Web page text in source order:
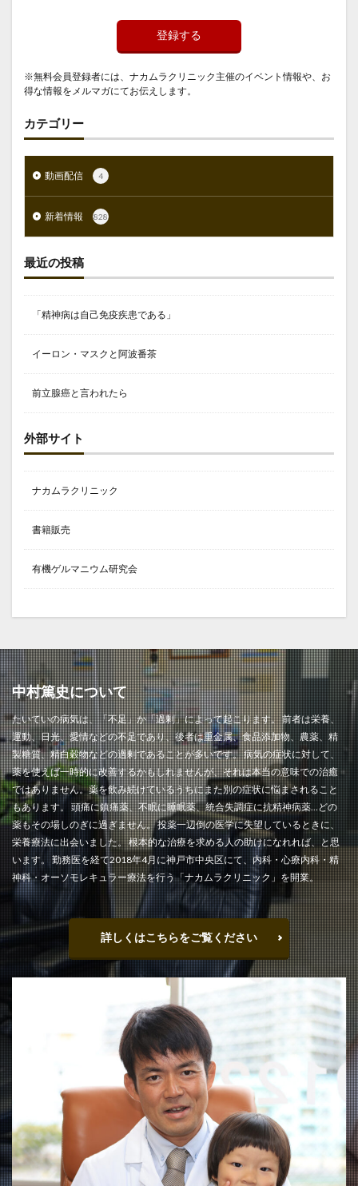
登録する
※無料会員登録者には、ナカムラクリニック主催のイベント情報や、お
得な情報をメルマガにてお伝えします。
カテゴリー
動画配信 4
新着情報 828
最近の投稿
「精神病は自己免疫疾患である」
イーロン・マスクと阿波番茶
前立腺癌と言われたら
外部サイト
ナカムラクリニック
書籍販売
有機ゲルマニウム研究会
中村篤史について
たいていの病気は、「不足」か「過剰」によって起こります。 前者は栄養、
運動、日光、愛情などの不足であり、後者は重金属、食品添加物、農薬、精
製糖質、精白穀物などの過剰であることが多いです。 病気の症状に対して、
薬を使えば一時的に改善するかもしれませんが、それは本当の意味での治癒
ではありません。薬を飲み続けているうちにまた別の症状に悩まされること
もあります。 頭痛に鎮痛薬、不眠に睡眠薬、統合失調症に抗精神病薬…どの
薬もその場しのぎに過ぎません。 投薬一辺倒の医学に失望しているときに、
栄養療法に出会いました。 根本的な治療を求める人の助けになれれば、と思
います。 勤務医を経て2018年4月に神戸市中央区にて、内科・心療内科・精
神科・オーソモレキュラー療法を行う「ナカムラクリニック」を開業。
詳しくはこちらをご覧ください